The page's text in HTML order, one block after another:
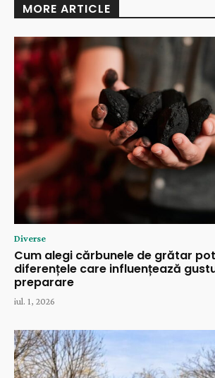
MORE ARTICLE
Diverse
Cum alegi cărbunele de grătar
diferențele care influențează
preparare
iul. 1, 2026